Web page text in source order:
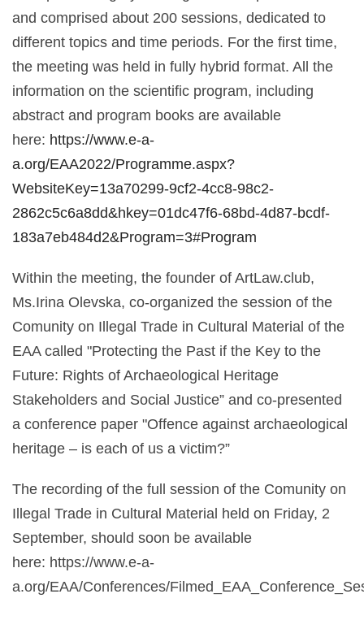
and comprised about 200 sessions, dedicated to
different topics and time periods. For the first time,
the meeting was held in fully hybrid format. All the
information on the scientific program, including
abstract and program books are available
here: https://www.e-a-
a.org/EAA2022/Programme.aspx?
WebsiteKey=13a70299-9cf2-4cc8-98c2-
2862c5c6a8dd&hkey=01dc47f6-68bd-4d87-bcdf-
183a7eb484d2&Program=3#Program
Within the meeting, the founder of ArtLaw.club,
Ms.Irina Olevska, co-organized the session of the
Comunity on Illegal Trade in Cultural Material of the
EAA called "Protecting the Past if the Key to the
Future: Rights of Archaeological Heritage
Stakeholders and Social Justice” and co-presented
a conference paper "Offence against archaeological
heritage – is each of us a victim?”
The recording of the full session of the Comunity on
Illegal Trade in Cultural Material held on Friday, 2
September, should soon be available
here: https://www.e-a-
a.org/EAA/Conferences/